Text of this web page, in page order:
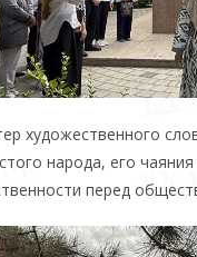
художественного
народа, его
перед